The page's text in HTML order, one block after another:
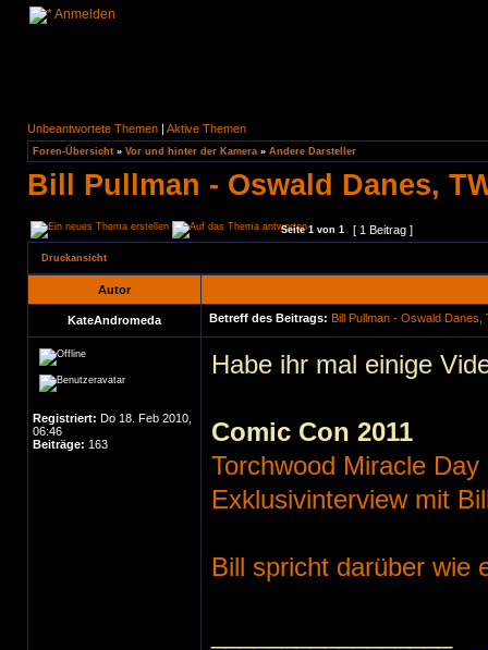
Anmelden
Unbeantwortete Themen | Aktive Themen
Foren-Übersicht » Vor und hinter der Kamera » Andere Darsteller
Bill Pullman - Oswald Danes,
Seite1 von 1 [ 1 Beitrag ]
Druckansicht
Autor
KateAndromeda Betreff des Beitrags: Bill Pullman - Oswald Danes,
Registriert: Do 18. Feb 2010,
06:46
Beiträge: 163
Habe ihr mal einige
Comic Con 2011
Torchwood Miracle Day
Exklusivinterview mit
Bill spricht darüber wie